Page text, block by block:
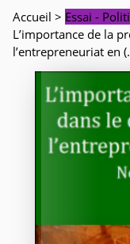
Accueil > Essai -
L’importance de la
l’entrepreneuriat en